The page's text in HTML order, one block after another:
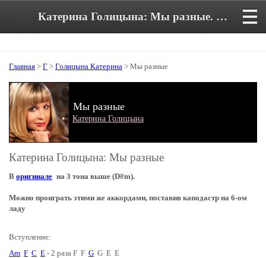
Катерина Голицына: Мы разные. Аккорды и текст песни в тональности Am
Главная > Г > Голицына Катерина > Мы разные
Мы разные
Катерина Голицына
Катерина Голицына: Мы разные
В оригинале на 3 тона выше (D#m).
Можно проиграть этими же аккордами, поставив каподастр на 6-ом
ладу
Вступление:
Am F C E - 2 раза F F G G E E